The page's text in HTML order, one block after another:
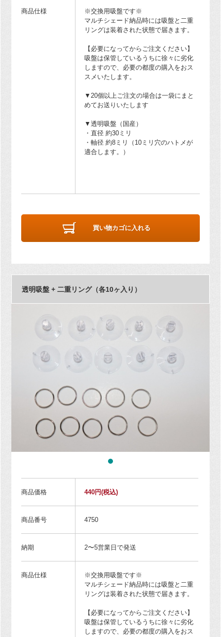
商品仕様
※交換用吸盤です※
マルチシェード納品時には吸盤と二重
リングは装着された状態で届きます。
【必要になってからご注文ください】
吸盤は保管しているうちに徐々に劣化
しますので、必要の都度の購入をおス
スメいたします。
▼20個以上ご注文の場合は一袋にまと
めてお送りいたします
▼透明吸盤（国産）
・直径 約30ミリ
・軸径 約8ミリ（10ミリ穴のハトメが
適合します。）
買い物カゴに入れる
透明吸盤 + 二重リング（各10ヶ入り）
商品価格 440円(税込)
商品番号 4750
納期 2〜5営業日で発送
商品仕様
※交換用吸盤です※
マルチシェード納品時には吸盤と二重
リングは装着された状態で届きます。
【必要になってからご注文ください】
吸盤は保管しているうちに徐々に劣化
しますので、必要の都度の購入をおス